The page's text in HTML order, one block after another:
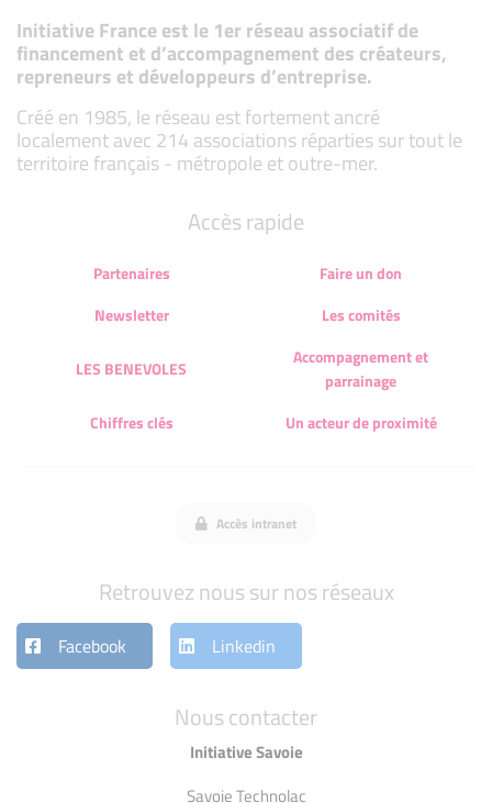
Initiative France est le 1er réseau associatif de
financement et d’accompagnement des créateurs,
repreneurs et développeurs d’entreprise.
Créé en 1985, le réseau est fortement ancré
localement avec 214 associations réparties sur tout le
territoire français - métropole et outre-mer.
Nous contacter
Initiative Savoie
Savoie Technolac
Accès rapide
Partenaires
Faire un don
Newsletter
Les comités
LES BENEVOLES
Accompagnement et
parrainage
Chiffres clés
Un acteur de proximité
Accès intranet
Retrouvez nous sur nos réseaux
Facebook Linkedin